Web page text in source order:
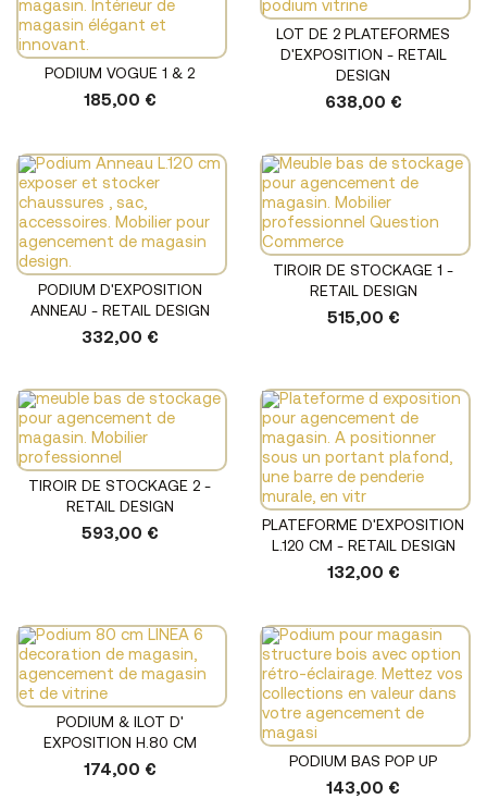
PODIUM VOGUE 1 & 2
185,00 €
LOT DE 2 PLATEFORMES
D'EXPOSITION - RETAIL
DESIGN
638,00 €
PODIUM D'EXPOSITION
ANNEAU - RETAIL DESIGN
332,00 €
TIROIR DE STOCKAGE 1 -
RETAIL DESIGN
515,00 €
TIROIR DE STOCKAGE 2 -
RETAIL DESIGN
593,00 €
PLATEFORME D'EXPOSITION
L.120 CM - RETAIL DESIGN
132,00 €
PODIUM & ILOT D'
EXPOSITION H.80 CM
174,00 €
PODIUM BAS POP UP
143,00 €